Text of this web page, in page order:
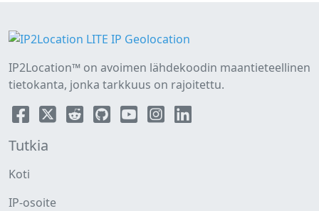
IP2Location™ on avoimen lähdekoodin maantieteellinen
tietokanta, jonka tarkkuus on rajoitettu.
Tutkia
Koti
IP-osoite